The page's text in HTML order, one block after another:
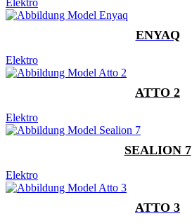
ENYAQ
Elektro
ATTO 2
Elektro
SEALION 7
Elektro
ATTO 3